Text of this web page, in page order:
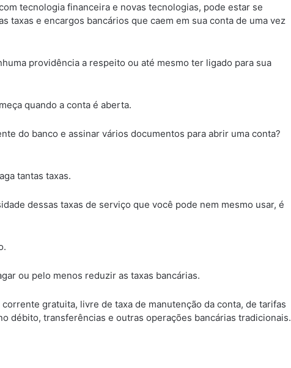
tecnologia financeira e novas tecnologias, pode estar se
taxas e encargos bancários que caem em sua conta de uma vez
providência a respeito ou até mesmo ter ligado para sua
quando a conta é aberta.
do banco e assinar vários documentos para abrir uma conta?
tantas taxas.
dessas taxas de serviço que você pode nem mesmo usar, é
ou pelo menos reduzir as taxas bancárias.
gratuita, livre de taxa de manutenção da conta, de tarifas
débito, transferências e outras operações bancárias tradicionais.